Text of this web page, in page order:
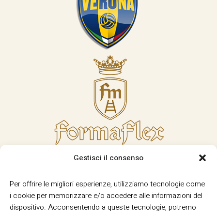
Gestisci il consenso
Per offrire le migliori esperienze, utilizziamo tecnologie come
i cookie per memorizzare e/o accedere alle informazioni del
dispositivo. Acconsentendo a queste tecnologie, potremo